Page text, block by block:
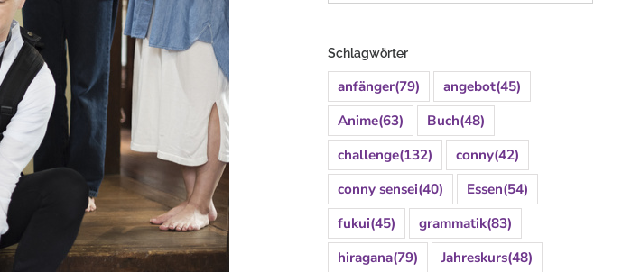
Schlagwörter
anfänger(79) angebot(45)
Anime(63) Buch(48)
challenge(132) conny(42)
conny sensei(40) Essen(54)
fukui(45) grammatik(83)
hiragana(79) Jahreskurs(48)